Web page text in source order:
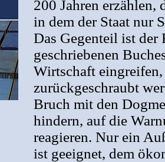
200 Jahren erzählen,
in dem der Staat nur
Das Gegenteil ist der
geschriebenen
Wirtschaft
zurückgeschraubt
Bruch mit den
hindern, auf die
reagieren. Nur ein
ist geeignet, dem